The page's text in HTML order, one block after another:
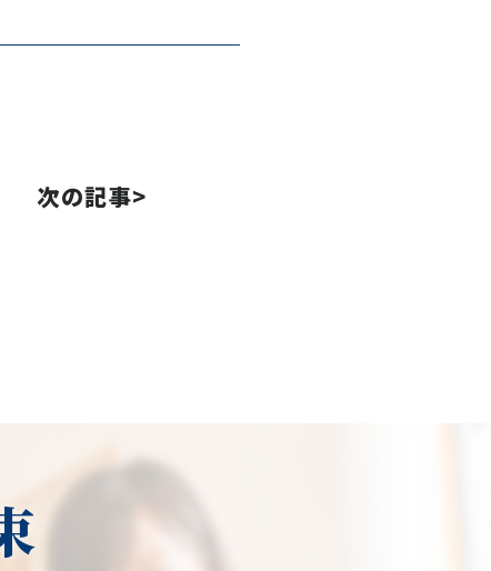
次の記事>